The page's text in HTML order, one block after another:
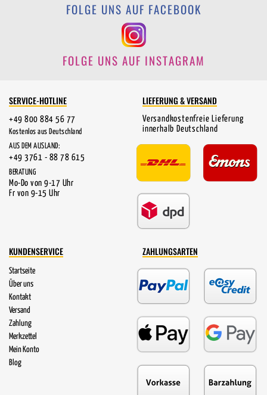
FOLGE UNS AUF FACEBOOK
FOLGE UNS AUF INSTAGRAM
SERVICE-HOTLINE
+49 800 884 56 77
Kostenlos aus Deutschland
AUS DEM AUSLAND:
+49 3761 - 88 78 615
BERATUNG
Mo-Do von 9-17 Uhr
Fr von 9-15 Uhr
LIEFERUNG & VERSAND
Versandkostenfreie Lieferung
innerhalb Deutschland
KUNDENSERVICE
Startseite
Über uns
Kontakt
Versand
Zahlung
Merkzettel
Mein Konto
Blog
ZAHLUNGSARTEN